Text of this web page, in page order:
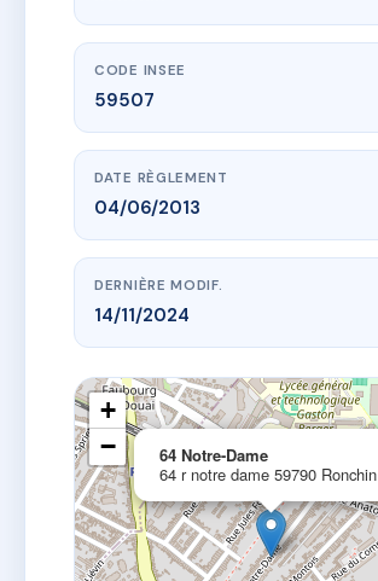
CODE INSEE
59507
DATE RÈGLEMENT
04/06/2013
DERNIÈRE MODIF.
14/11/2024
64 Notre-Dame
64 r notre dame 59790 Ronchin
+
−